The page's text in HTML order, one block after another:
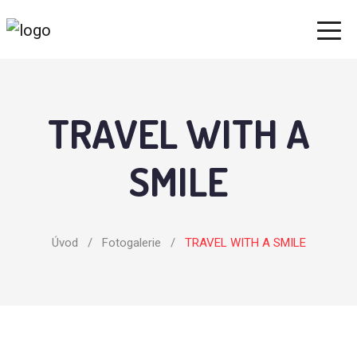
TRAVEL WITH A
SMILE
Úvod / Fotogalerie / TRAVEL WITH A SMILE